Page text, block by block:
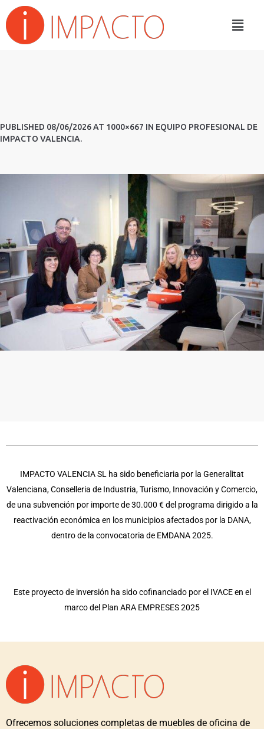
PUBLISHED 08/06/2026AT 1000×667 IN EQUIPO PROFESIONAL DE
IMPACTO VALENCIA.
IMPACTO VALENCIA SL ha sido beneficiaria por la Generalitat
Valenciana, Conselleria de Industria, Turismo, Innovación y Comercio,
de una subvención por importe de 30.000 € del programa dirigido a la
reactivación económica en los municipios afectados por la DANA,
dentro de la convocatoria de EMDANA 2025.
Este proyecto de inversión ha sido cofinanciado por el IVACE en el
marco del Plan ARA EMPRESES 2025
Ofrecemos soluciones completas de muebles de oficina de